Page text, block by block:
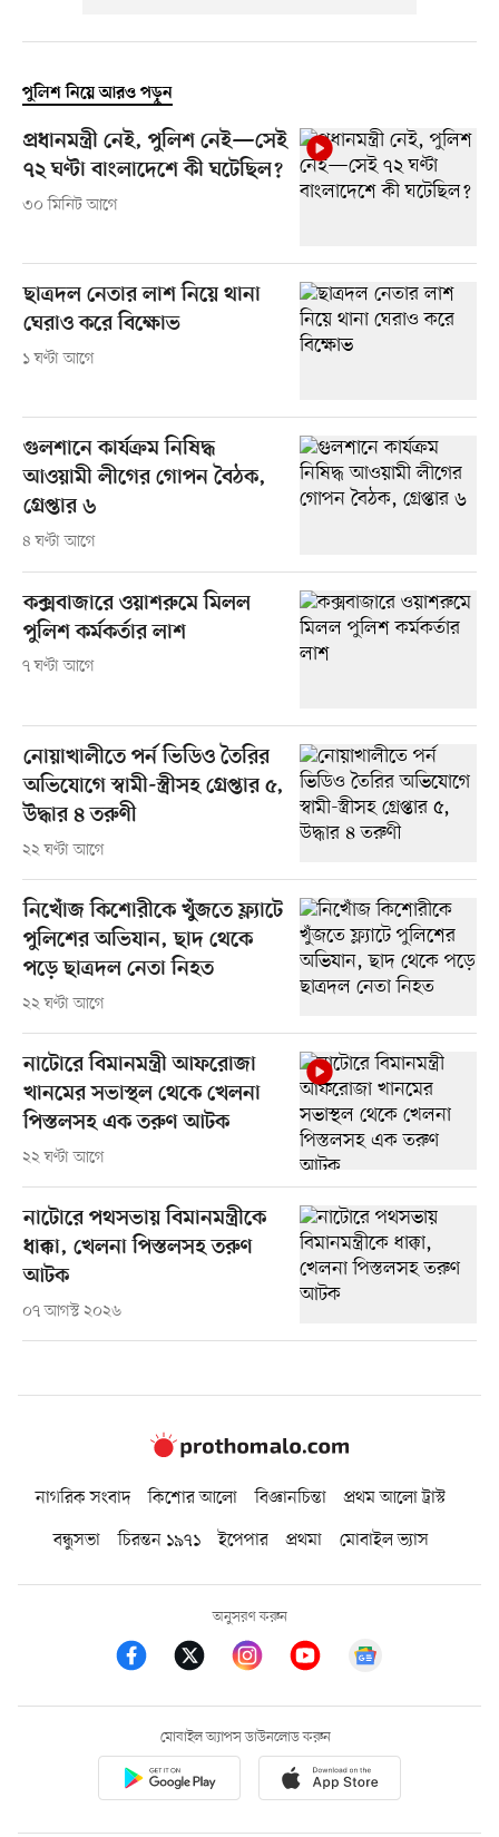
পুলিশ নিয়ে আরও পড়ুন
প্রধানমন্ত্রী নেই, পুলিশ নেই—সেই
৭২ ঘণ্টা বাংলাদেশে কী ঘটেছিল?
৩০ মিনিট আগে
ছাত্রদল নেতার লাশ নিয়ে থানা
ঘেরাও করে বিক্ষোভ
১ ঘণ্টা আগে
গুলশানে কার্যক্রম নিষিদ্ধ
আওয়ামী লীগের গোপন বৈঠক,
গ্রেপ্তার ৬
৪ ঘণ্টা আগে
কক্সবাজারে ওয়াশরুমে মিলল
পুলিশ কর্মকর্তার লাশ
৭ ঘণ্টা আগে
নোয়াখালীতে পর্ন ভিডিও তৈরির
অভিযোগে স্বামী-স্ত্রীসহ গ্রেপ্তার ৫,
উদ্ধার ৪ তরুণী
২২ ঘণ্টা আগে
নিখোঁজ কিশোরীকে খুঁজতে ফ্ল্যাটে
পুলিশের অভিযান, ছাদ থেকে
পড়ে ছাত্রদল নেতা নিহত
২২ ঘণ্টা আগে
নাটোরে বিমানমন্ত্রী আফরোজা
খানমের সভাস্থল থেকে খেলনা
পিস্তলসহ এক তরুণ আটক
২২ ঘণ্টা আগে
নাটোরে পথসভায় বিমানমন্ত্রীকে
ধাক্কা, খেলনা পিস্তলসহ তরুণ
আটক
০৭ আগস্ট ২০২৬
নাগরিক সংবাদ কিশোর আলো বিজ্ঞানচিন্তা
প্রথম আলো ট্রাস্ট
বন্ধুসভা
চিরন্তন ১৯৭১ ইপেপার প্রথমা মোবাইল ভ্যাস
অনুসরণ করুন
মোবাইল অ্যাপস ডাউনলোড করুন